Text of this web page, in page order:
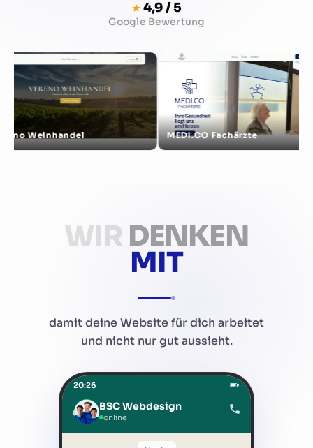
4,9 / 5
Google Bewertung
MEDI.CO Fachärzte
WIRDENKEN
MIT
damit deine Website für dich arbeitet
und nicht nur gut aussieht.
20:26
‹ BSC Webdesign
online